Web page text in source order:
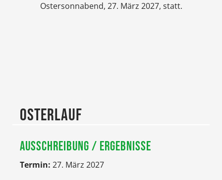
Ostersonnabend, 27. März 2027, statt.
OSTERLAUF
AUSSCHREIBUNG / ERGEBNISSE
Termin: 27. März 2027